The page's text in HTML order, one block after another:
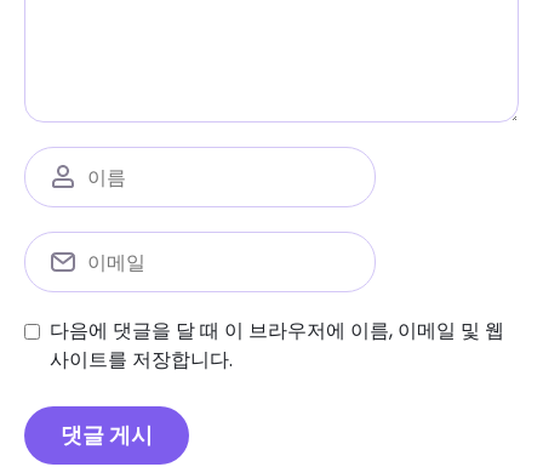
다음에 댓글을 달 때 이 브라우저에 이름, 이메일 및 웹
사이트를 저장합니다.